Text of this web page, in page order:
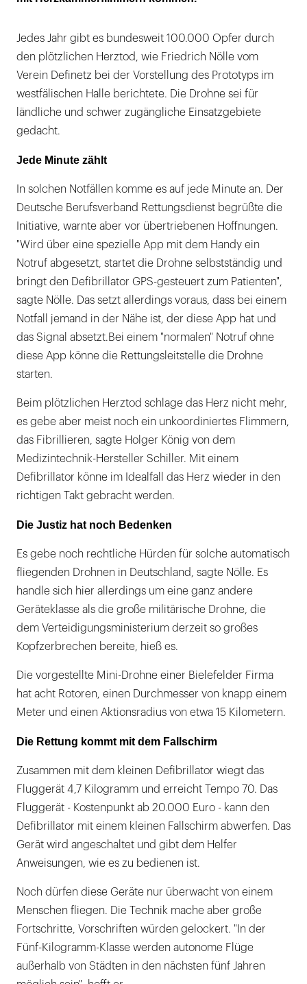
Jedes Jahr gibt es bundesweit 100.000 Opfer durch
den plötzlichen Herztod, wie Friedrich Nölle vom
Verein Definetz bei der Vorstellung des Prototyps im
westfälischen Halle berichtete. Die Drohne sei für
ländliche und schwer zugängliche Einsatzgebiete
gedacht.
Jede Minute zählt
In solchen Notfällen komme es auf jede Minute an. Der
Deutsche Berufsverband Rettungsdienst begrüßte die
Initiative, warnte aber vor übertriebenen Hoffnungen.
"Wird über eine spezielle App mit dem Handy ein
Notruf abgesetzt, startet die Drohne selbstständig und
bringt den Defibrillator GPS-gesteuert zum Patienten",
sagte Nölle. Das setzt allerdings voraus, dass bei einem
Notfall jemand in der Nähe ist, der diese App hat und
das Signal absetzt.Bei einem "normalen" Notruf ohne
diese App könne die Rettungsleitstelle die Drohne
starten.
Beim plötzlichen Herztod schlage das Herz nicht mehr,
es gebe aber meist noch ein unkoordiniertes Flimmern,
das Fibrillieren, sagte Holger König von dem
Medizintechnik-Hersteller Schiller. Mit einem
Defibrillator könne im Idealfall das Herz wieder in den
richtigen Takt gebracht werden.
Die Justiz hat noch Bedenken
Es gebe noch rechtliche Hürden für solche automatisch
fliegenden Drohnen in Deutschland, sagte Nölle. Es
handle sich hier allerdings um eine ganz andere
Geräteklasse als die große militärische Drohne, die
dem Verteidigungsministerium derzeit so großes
Kopfzerbrechen bereite, hieß es.
Die vorgestellte Mini-Drohne einer Bielefelder Firma
hat acht Rotoren, einen Durchmesser von knapp einem
Meter und einen Aktionsradius von etwa 15 Kilometern.
Die Rettung kommt mit dem Fallschirm
Zusammen mit dem kleinen Defibrillator wiegt das
Fluggerät 4,7 Kilogramm und erreicht Tempo 70. Das
Fluggerät - Kostenpunkt ab 20.000 Euro - kann den
Defibrillator mit einem kleinen Fallschirm abwerfen. Das
Gerät wird angeschaltet und gibt dem Helfer
Anweisungen, wie es zu bedienen ist.
Noch dürfen diese Geräte nur überwacht von einem
Menschen fliegen. Die Technik mache aber große
Fortschritte, Vorschriften würden gelockert. "In der
Fünf-Kilogramm-Klasse werden autonome Flüge
außerhalb von Städten in den nächsten fünf Jahren